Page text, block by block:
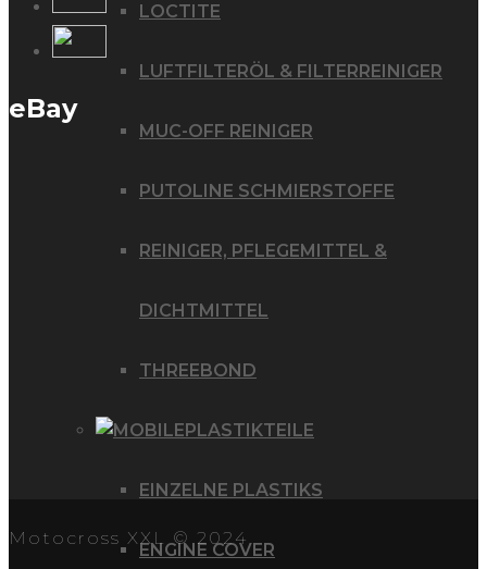
LOCTITE
LUFTFILTERÖL & FILTERREINIGER
MUC-OFF REINIGER
PUTOLINE SCHMIERSTOFFE
REINIGER, PFLEGEMITTEL &
DICHTMITTEL
THREEBOND
PLASTIKTEILE
EINZELNE PLASTIKS
ENGINE COVER
eBay
Motocross XXL © 2024